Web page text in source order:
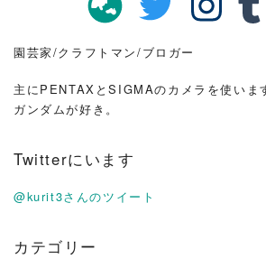
園芸家/クラフトマン/ブロガー
主にPENTAXとSIGMAのカメラを使いま
ガンダムが好き。
Twitterにいます
@kurit3さんのツイート
カテゴリー